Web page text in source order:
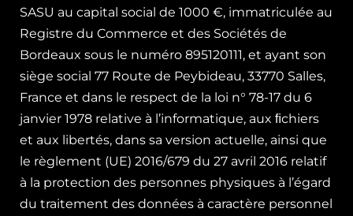
SASU au capital social de 1000 €, immatriculée au
Registre du Commerce et des Sociétés de
Bordeaux sous le numéro 895120111, et ayant son
siège social 77 Route de Peybideau, 33770 Salles,
France et dans le respect de la loi n° 78-17 du 6
janvier 1978 relative à l’informatique, aux ﬁchiers
et aux libertés, dans sa version actuelle, ainsi que
le règlement (UE) 2016/679 du 27 avril 2016 relatif
à la protection des personnes physiques à l’égard
du traitement des données à caractère personnel